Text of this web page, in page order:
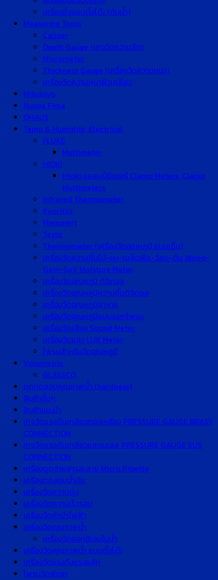
เครื่องชั่งแบบตั้งโต๊ะ (กันน้ำ)
Measuring Tools
Caliper
Depth Gauge (เกจวัดความลึก)
Micrometer
Thickness Gauge (เครื่องวัดความหนา)
เครื่องวัดความหนาผิวเคลือบ
Mitutoyo
Nuova Fima
OHAUS
Temp & Humidity, Electrical
FLUKE
Multimeter
HIOKI
Hioki แคลมป์มิเตอร์ Clamp Meters, Clamp
Multimeters
Infrared Thermometer
Kyoritsu
Memmert
Testo
Thermometer (เครื่องวัดอุณหภูมิ แบบเข็ม)
เครื่องวัดความชื้นไม้-ผง-เมล็ดพืช-วัสดุ-ดิน Wood-
Gain-Soil Moisture Meter
เครื่องวัดอุณหภูมิ ดิจิตอล
เครื่องวัดอุณหภูมิความชื้นดิจิตอล
เครื่องวัดอุณหภูมิอาหาร
เครื่องวัดอุณหภูมิแบบแยกโพรบ
เครื่องวัดเสียง Sound Meter
เครื่องวัดแสง LUX Meter
โพรบสำหรับวัดอุณหภูมิ
Volumetric
GLASSCO
ชุดทดสอบคุณภาพน้ำ (hardness)
สินค้าอื่นๆ
สินค้าแนะนำ
เกจวัดแรงดันเกลียวทองเหลือง PRESSURE GAUGE BRASS
CONNECTION
เกจวัดแรงดันเกลียวแสตนเลส PRESSURE GAUGE SUS
CONNECTION
เครื่องดูดจ่ายสารละลาย Micro Pipette
เครื่องทดสอบน้ำมัน
เครื่องวัดความขุ่น
เครื่องวัดความเร็วรอบ
เครื่องวัดค่านำไฟฟ้า
เครื่องวัดคุณภาพน้ำ
เครื่องวัดออกซิเจนในน้ำ
เครื่องวัดคุณภาพน้ำ แบบตั้งโต๊ะ
เครื่องวัดแรงดึงแรงผลัก
โพรบวัดพีเอช